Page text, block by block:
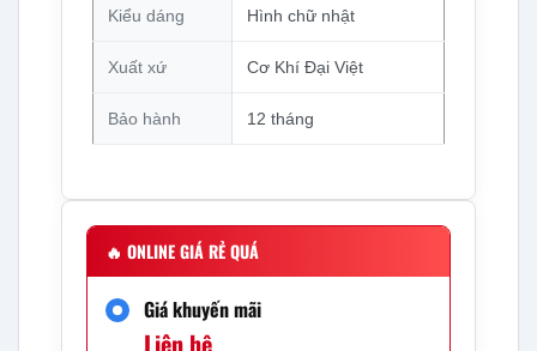
Kiểu dáng Hình chữ nhật
Xuất xứ Cơ Khí Đại Việt
Bảo hành 12 tháng
🔥 ONLINE GIÁ RẺ QUÁ
Giá khuyến mãi
Liên hệ